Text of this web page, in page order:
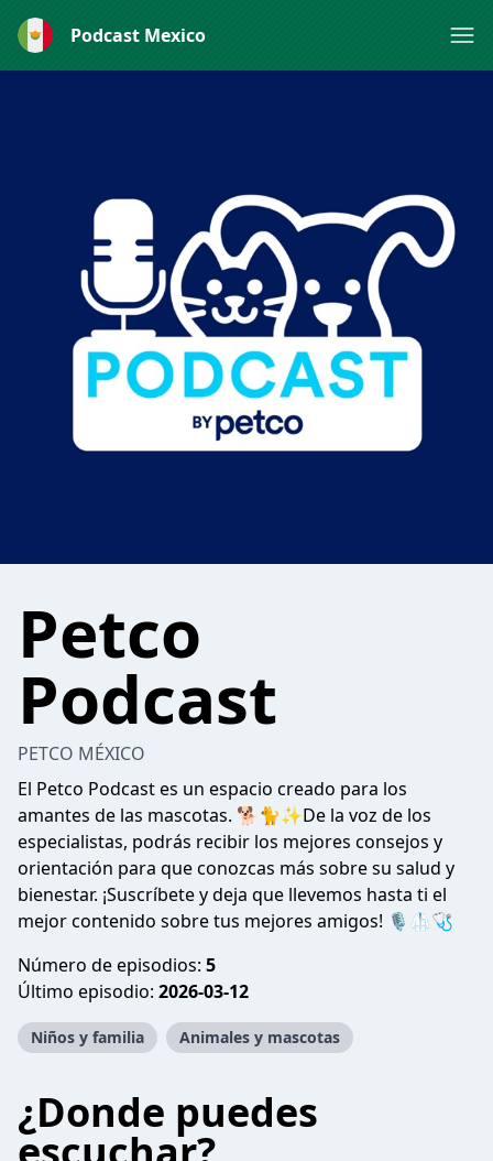
Podcast Mexico
Petco
Podcast
PETCO MÉXICO
El Petco Podcast es un espacio creado para los
amantes de las mascotas. 🐕🐈✨De la voz de los
especialistas, podrás recibir los mejores consejos y
orientación para que conozcas más sobre su salud y
bienestar. ¡Suscríbete y deja que llevemos hasta ti el
mejor contenido sobre tus mejores amigos! 🎙️🥼🩺
Número de episodios: 5
Último episodio: 2026-03-12
Niños y familia Animales y mascotas
¿Donde puedes